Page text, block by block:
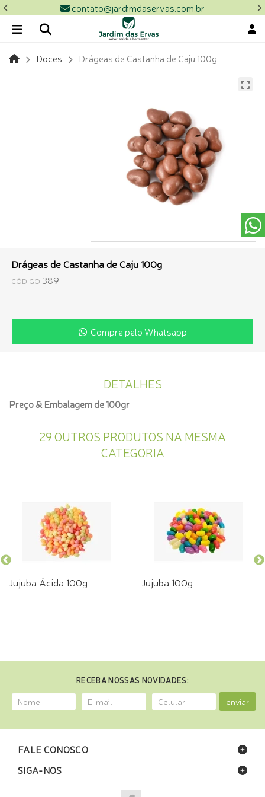
contato@jardimdaservas.com.br
Doces Drágeas de Castanha de Caju 100g
Drágeas de Castanha de Caju 100g
CÓDIGO 389
Compre pelo Whatsapp
DETALHES
Preço & Embalagem de 100gr
29 OUTROS PRODUTOS NA MESMA
CATEGORIA
Jujuba Ácida 100g Jujuba 100g
RECEBA NOSSAS NOVIDADES:
enviar
FALE CONOSCO
SIGA-NOS